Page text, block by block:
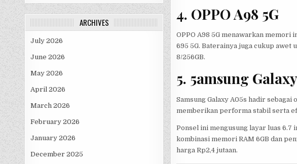
ARCHIVES
July 2026
June 2026
May 2026
April 2026
March 2026
February 2026
January 2026
December 2025
4. OPPO A98 5G
OPPO A98 5G menawarkan memori
695 5G. Baterainya juga cukup awet
8/256GB.
5. 5amsung
Samsung Galaxy A05s hadir
memberikan performa stabil serta
Ponsel ini mengusung layar luas 6.7
kombinasi memori RAM 6GB dan
harga Rp2,4 jutaan.